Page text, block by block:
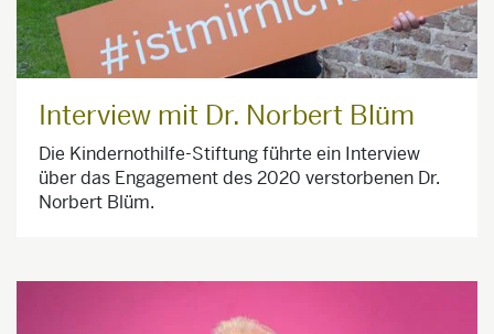
Interview mit Dr. Norbert Blüm
Die Kindernothilfe-Stiftung führte ein Interview
über das Engagement des 2020 verstorbenen Dr.
Norbert Blüm.